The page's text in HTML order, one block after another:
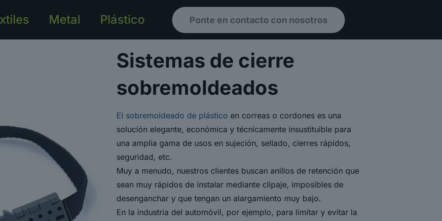
Metal Plástico Ponte en contacto con nosotros
Sistemas de cierre
sobremoldeados
El sobremoldeado de plástico en correas o cordones es una
solución elegante, económica y técnicamente insustituible para
una amplia gama de usos en sujeción, sellado, cierres rápidos,
seguridad, etc.
Muy a menudo, nuestros clientes buscan anillos de retención que
sean muy rápidos de instalar mediante clipaje, imposibles de
desenganchar y que tengan un alargamiento muy bajo.
En la industria del automóvil, por ejemplo, para limitar y evitar la